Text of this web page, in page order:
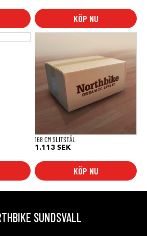
KÖP NU
168 CM SLITSTÅL
1.113 SEK
KÖP NU
SUNDSVALL